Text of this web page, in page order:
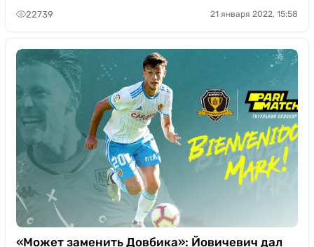
22739 21 января 2022, 15:58
«Может заменить Довбика»: Йовичевич дал